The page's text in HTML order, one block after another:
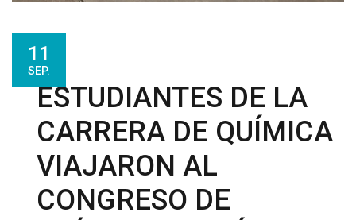
11
SEP.
ESTUDIANTES DE LA
CARRERA DE QUÍMICA
VIAJARON AL
CONGRESO DE